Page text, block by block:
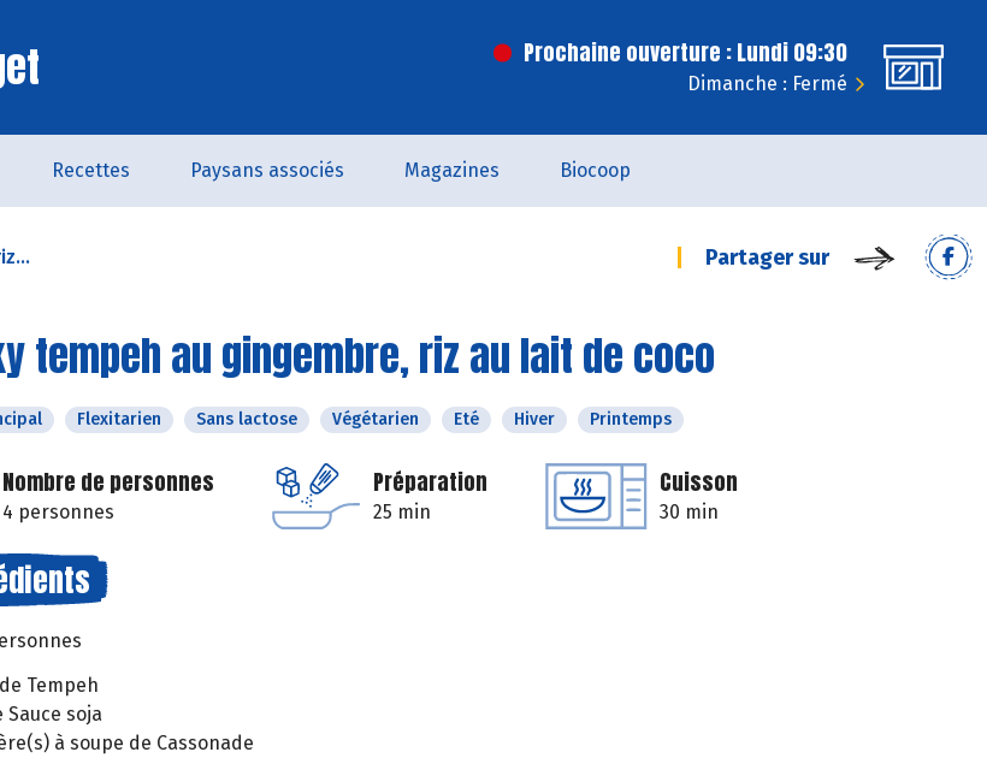
Prochaine ouverture : Lundi 09:30
Dimanche : Fermé
Recettes Paysans associés Magazines Biocoop
Partager sur
tempeh au gingembre, riz au lait de coco
Flexitarien Sans lactose Végétarien Eté Hiver Printemps
Nombre de personnes
4 personnes
Préparation
25 min
Cuisson
30 min
Tempeh
Sauce soja
à soupe de Cassonade